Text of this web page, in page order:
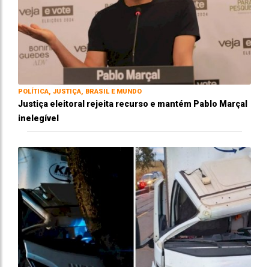
POLÍTICA, JUSTIÇA, BRASIL E MUNDO
Justiça eleitoral rejeita recurso e mantém Pablo Marçal
inelegível